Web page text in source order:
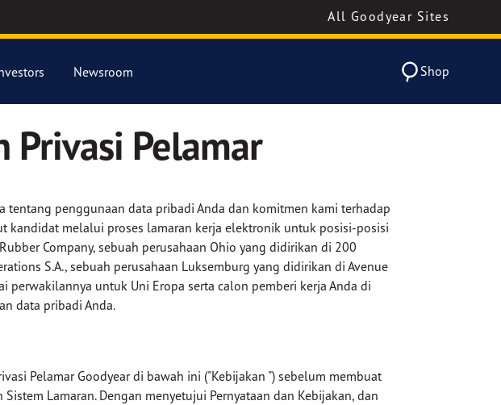
All Goodyear Sites
Newsroom Shop
Privasi Pelamar
tentang penggunaan data pribadi Anda dan komitmen kami terhadap
kandidat melalui proses lamaran kerja elektronik untuk posisi-posisi
Company, sebuah perusahaan Ohio yang didirikan di 200
S.A., sebuah perusahaan Luksemburg yang didirikan di Avenue
perwakilannya untuk Uni Eropa serta calon pemberi kerja Anda di
data pribadi Anda.
Pelamar Goodyear di bawah ini ("Kebijakan ") sebelum membuat
Lamaran. Dengan menyetujui Pernyataan dan Kebijakan, dan